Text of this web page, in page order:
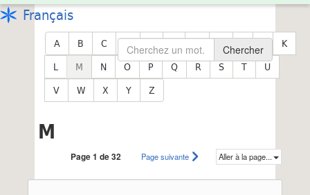
Français
Chercher
A B C D E F G H I J
K
L
M N O P Q R S T
U
V
W X Y Z
M
Page 1 de 32 Page suivante Aller à la page...